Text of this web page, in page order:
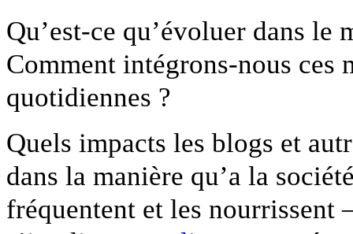
Qu’est-ce qu’évoluer dans le
Comment intégrons-nous ces
quotidiennes ?
Quels impacts les blogs et
dans la manière qu’a la
fréquentent et les nourrissent